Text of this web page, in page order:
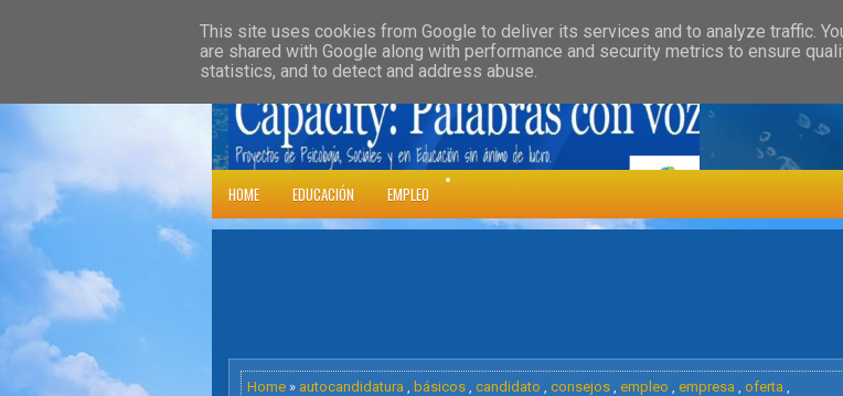
HOME DOWNLOADS » PARENT CATEGORY » FEATURED HEALTH »
HOME EDUCACIÓN EMPLEO
Home » autocandidatura , básicos , candidato , consejos , empleo , empresa , oferta ,
This site uses cookies from Google to deliver its services and to analyze traffic.
are shared with Google along with performance and security metrics to ensure
statistics, and to detect and address abuse.